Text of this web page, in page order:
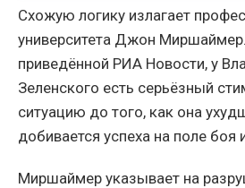
Схожую логику излагает
университета Джон
приведённой РИА Новости, у
Зеленского есть серьёзный
ситуацию до того, как она
добивается успеха на поле боя
Миршаймер указывает на